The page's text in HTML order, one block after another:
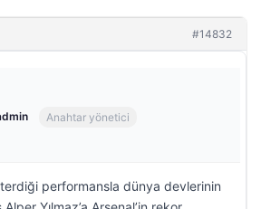
#14832
Anahtar yönetici
performansla dünya devlerinin